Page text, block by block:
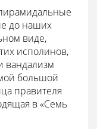
до наших
виде,
исполинов,
вандализм
большой
правителя
в «Семь